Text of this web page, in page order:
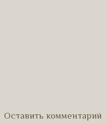
Оставить комментарий